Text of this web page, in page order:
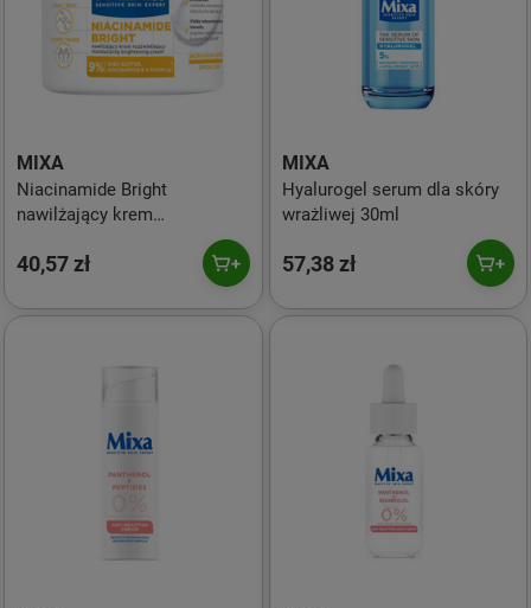
MIXA
Niacinamide Bright
nawilżający krem
40,57 zł
MIXA
Hyalurogel serum dla skóry
wrażliwej 30ml
57,38 zł